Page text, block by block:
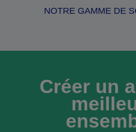
NOTRE GAMME DE
Créer un